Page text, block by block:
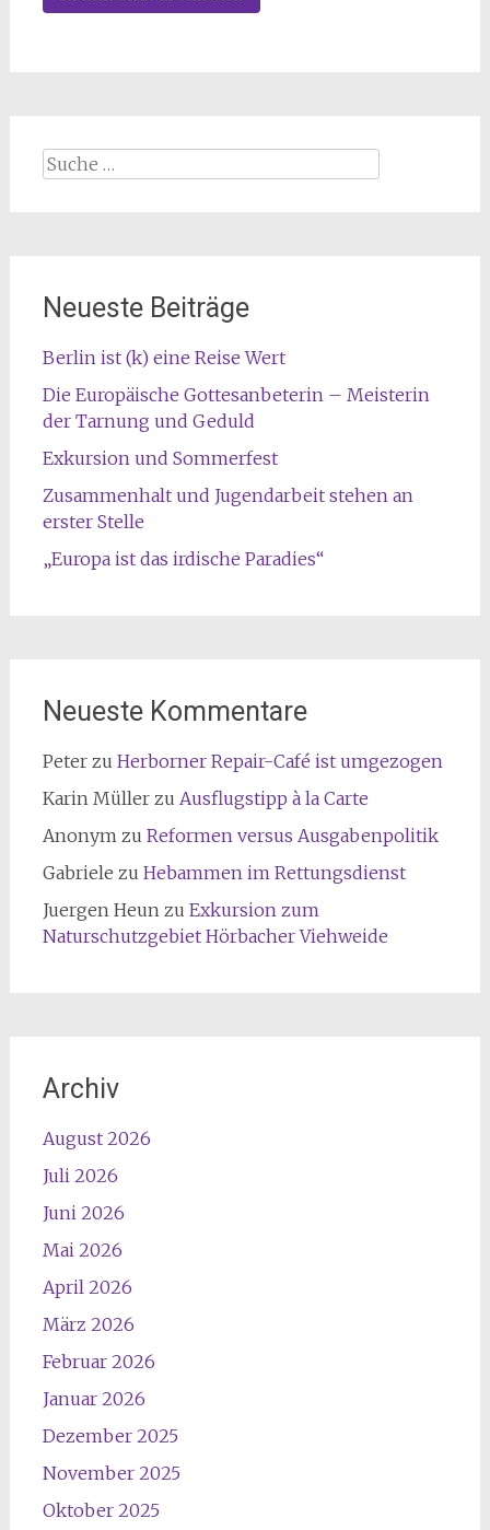
Suche
Neueste Beiträge
Berlin ist (k) eine Reise Wert
Die Europäische Gottesanbeterin – Meisterin
der Tarnung und Geduld
Exkursion und Sommerfest
Zusammenhalt und Jugendarbeit stehen an
erster Stelle
„Europa ist das irdische Paradies“
Neueste Kommentare
Peterzu Herborner Repair-Café ist umgezogen
Karin Müllerzu Ausflugstipp à la Carte
Anonymzu Reformen versus Ausgabenpolitik
Gabriele zu Hebammen im Rettungsdienst
Juergen Heunzu Exkursion zum
Naturschutzgebiet Hörbacher Viehweide
Archiv
August 2026
Juli 2026
Juni 2026
Mai 2026
April 2026
März 2026
Februar 2026
Januar 2026
Dezember 2025
November 2025
Oktober 2025